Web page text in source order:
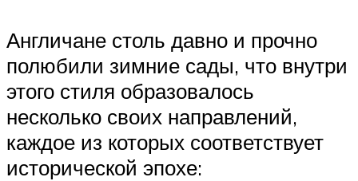
Англичане столь давно и прочно
полюбили зимние сады, что внутри
этого стиля образовалось
несколько своих направлений,
каждое из которых соответствует
исторической эпохе: